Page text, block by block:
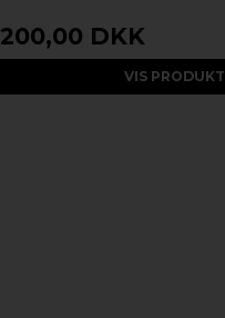
200,00 DKK
VIS PRODUKT